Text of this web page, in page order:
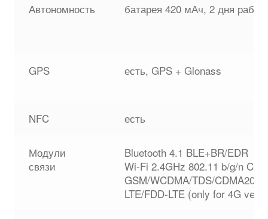
Автономность батарея 420 мАч, 2 дня
GPS есть, GPS + Glonass
NFC есть
Модули
связи
Bluetooth 4.1 BLE+BR/EDR
Wi-Fi 2.4GHz 802.11 b/g/n
GSM/WCDMA/TDS/
LTE/FDD-LTE (only for 4G